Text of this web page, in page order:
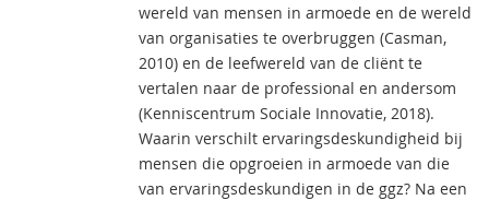
wereld van mensen in armoede en de wereld
van organisaties te overbruggen (Casman,
2010) en de leefwereld van de cliënt te
vertalen naar de professional en andersom
(Kenniscentrum Sociale Innovatie, 2018).
Waarin verschilt ervaringsdeskundigheid bij
mensen die opgroeien in armoede van die
van ervaringsdeskundigen in de ggz? Na een